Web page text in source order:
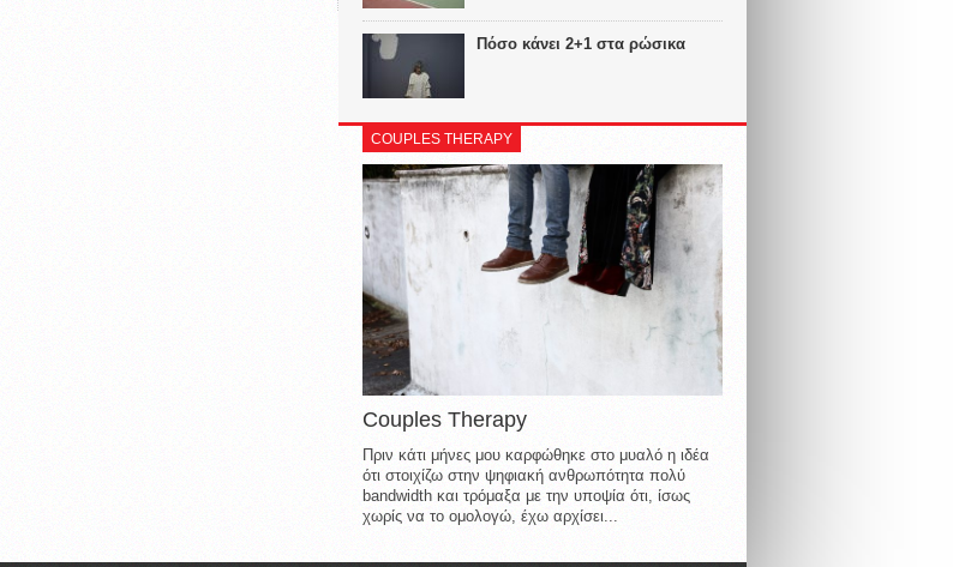
Πόσο κάνει 2+1 στα ρώσικα
COUPLES THERAPY
Couples Therapy
Πριν κάτι μήνες μου καρφώθηκε στο μυαλό η ιδέα
ότι στοιχίζω στην ψηφιακή ανθρωπότητα πολύ
bandwidth και τρόμαξα με την υποψία ότι, ίσως
χωρίς να το ομολογώ, έχω αρχίσει...